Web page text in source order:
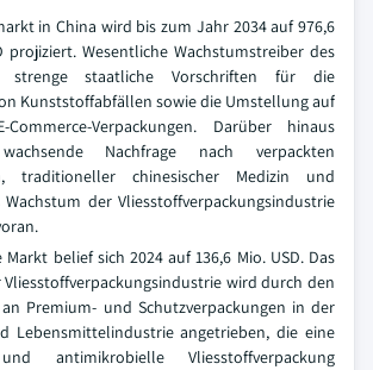
in China wird bis zum Jahr 2034 auf 976,6
projiziert. Wesentliche Wachstumstreiber des
strenge staatliche Vorschriften für die
Kunststoffabfällen sowie die Umstellung auf
Commerce-Verpackungen. Darüber hinaus
Nachfrage nach verpackten
traditioneller chinesischer Medizin und
Wachstum der Vliesstoffverpackungsindustrie
Markt belief sich 2024 auf 136,6 Mio. USD. Das
Vliesstoffverpackungsindustrie wird durch den
Premium- und Schutzverpackungen in der
Lebensmittelindustrie angetrieben, die eine
antimikrobielle Vliesstoffverpackung